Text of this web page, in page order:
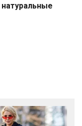
натуральные